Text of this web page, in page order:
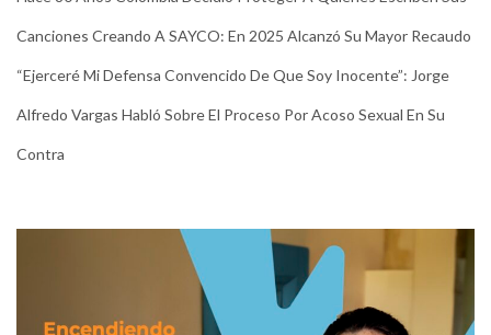
Canciones Creando A SAYCO: En 2025 Alcanzó Su Mayor Recaudo
“Ejerceré Mi Defensa Convencido De Que Soy Inocente”: Jorge
Alfredo Vargas Habló Sobre El Proceso Por Acoso Sexual En Su
Contra